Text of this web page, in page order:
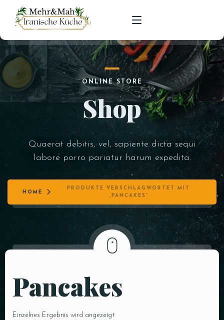
HOME
SPEISEKARTE
RESERVIERUNGEN
ONLINE STORE
Shop
Quaerat debitis, vel, sapiente dicta sequi
labore porro pariatur harum expedita.
HOME
PRODUKTE VERSCHLAGWORTET MIT
„PANCAKES“
Pancakes
Einzelnes Ergebnis wird angezeigt